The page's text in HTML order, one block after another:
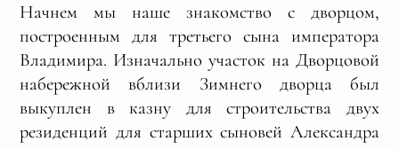
Начнем мы наше знакомство с дворцом,
построенным для третьего сына императора
Владимира. Изначально участок на Дворцовой
набережной вблизи Зимнего дворца был
выкуплен в казну для строительства двух
резиденций для старших сыновей Александра